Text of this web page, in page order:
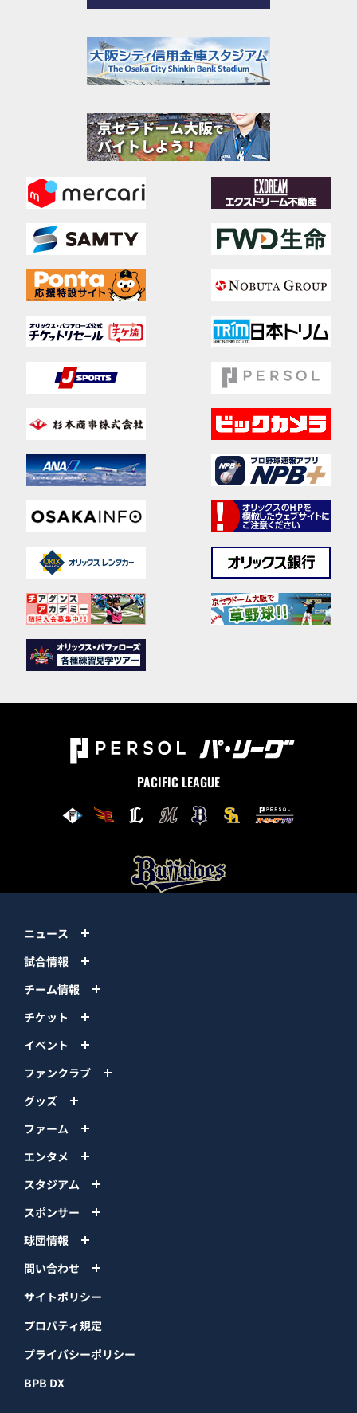
PACIFIC LEAGUE
ニュース
試合情報
チーム情報
チケット
イベント
ファンクラブ
グッズ
ファーム
エンタメ
スタジアム
スポンサー
球団情報
問い合わせ
サイトポリシー
プロパティ規定
プライバシーポリシー
BPB DX